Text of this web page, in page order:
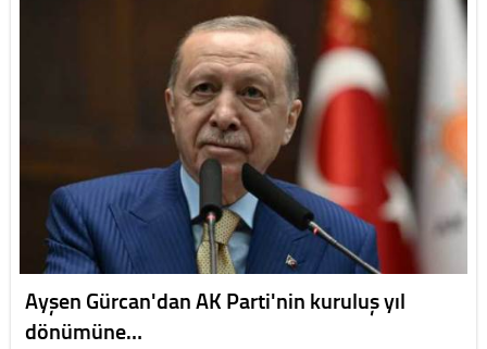
Ayşen Gürcan'dan AK Parti'nin kuruluş yıl
dönümüne…